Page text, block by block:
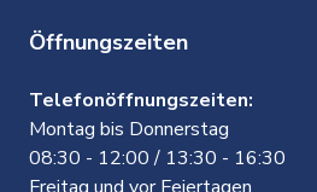
Öffnungszeiten
Telefonöffnungszeiten:
Montag bis Donnerstag
08:30 - 12:00 / 13:30 - 16:30